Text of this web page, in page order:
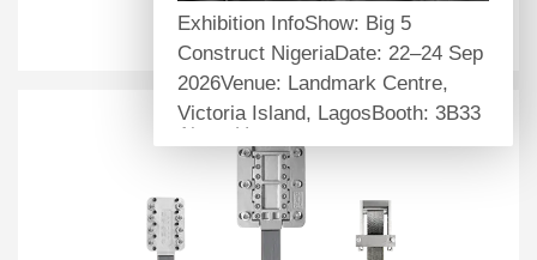
Углеродная ламель
Exhibition InfoShow: Big 5
Construct NigeriaDate: 22–24 Sep
2026Venue: Landmark Centre,
Victoria Island, LagosBooth: 3B33
About Us
Self-owned manufacturing factory
providing one-stop structural
reinforcement and anchoring